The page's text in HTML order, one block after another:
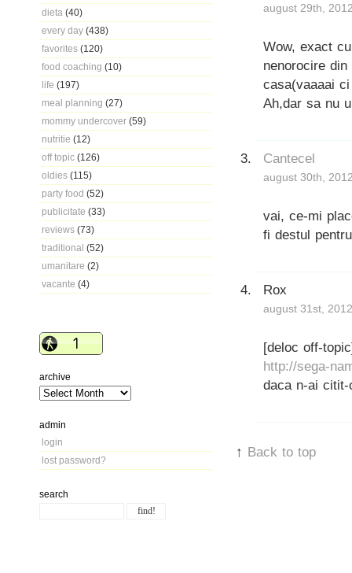
dieta (40)
every day (438)
favorites (120)
food coaching (10)
life (197)
meal planning (27)
mommy undercover (59)
nutritie (12)
off topic (126)
oldies (115)
party food (52)
publicitate (33)
reviews (73)
traditional (52)
umanitare (2)
vacante (4)
archive
admin
login
lost password?
search
august 29th,
Wow, exact
nenorocire
casa(vaaaai
Ah,dar sa nu
Cantecel
august 30th,
vai, ce-mi
fi destul
Rox
august 31st,
[deloc off-
http://sega-
daca n-ai
↑ Back to top